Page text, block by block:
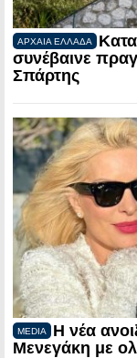
ΑΡΧΑΙΑ ΕΛΛΑΔΑ
συνέβαινε
Σπάρτης
MEDIA
Η νέα
Μενεγάκη με